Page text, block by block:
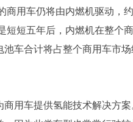
商用车仍将由内燃机驱动，
短短五年后，内燃机在整个
车合计将占整个商用车市场
用车提供氢能技术解决方